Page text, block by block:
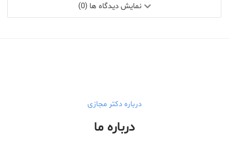
نمایش دیدگاه ها (0)
درباره دکتر مجازی
درباره ما